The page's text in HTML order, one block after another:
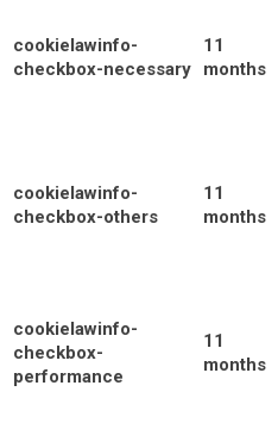
cookielawinfo-
checkbox-necessary
11
months
cookielawinfo-
checkbox-others
11
months
cookielawinfo-
checkbox-
performance
11
months